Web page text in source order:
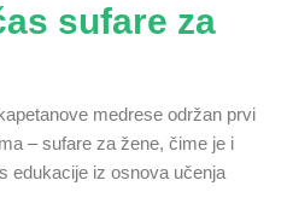
sufare za
medrese održan prvi
– sufare za žene, čime je i
edukacije iz osnova učenja